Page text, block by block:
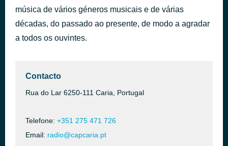
música de vários géneros musicais e de várias
décadas, do passado ao presente, de modo a agradar
a todos os ouvintes.
Contacto
Rua do Lar 6250-111 Caria, Portugal
Telefone: +351 275 471 726
Email: radio@capcaria.pt